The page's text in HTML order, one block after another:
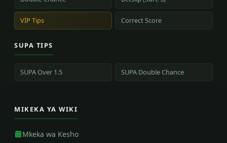
VIP Tips Correct Score
SUPA TIPS
SUPA Over 1.5 SUPA Double Chance
MIKEKA YA WIKI
Mkeka wa Kesho